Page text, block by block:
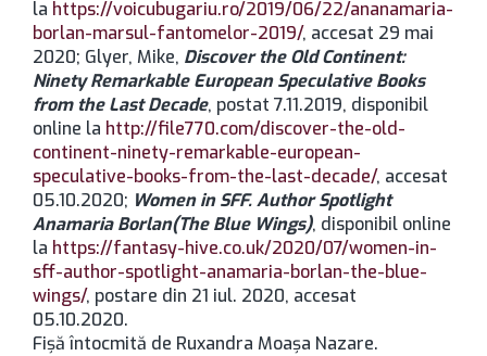
la https://voicubugariu.ro/2019/06/22/ananamaria-
borlan-marsul-fantomelor-2019/, accesat 29 mai
2020; Glyer, Mike, Discover the Old Continent:
Ninety Remarkable European Speculative Books
from the Last Decade, postat 7.11.2019, disponibil
online la http://file770.com/discover-the-old-
continent-ninety-remarkable-european-
speculative-books-from-the-last-decade/, accesat
05.10.2020; Women in SFF. Author Spotlight
Anamaria Borlan(The Blue Wings), disponibil online
la https://fantasy-hive.co.uk/2020/07/women-in-
sff-author-spotlight-anamaria-borlan-the-blue-
wings/, postare din 21 iul. 2020, accesat
05.10.2020.
Fișă întocmită de Ruxandra Moașa Nazare.